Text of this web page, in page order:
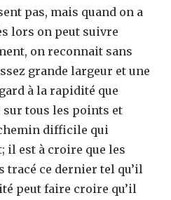
pas, mais quand on a
lors on peut suivre
on reconnait sans
grande largeur et une
à la rapidité que
tous les points et
difficile qui
il est à croire que les
tracé ce dernier tel qu’il
peut faire croire qu’il